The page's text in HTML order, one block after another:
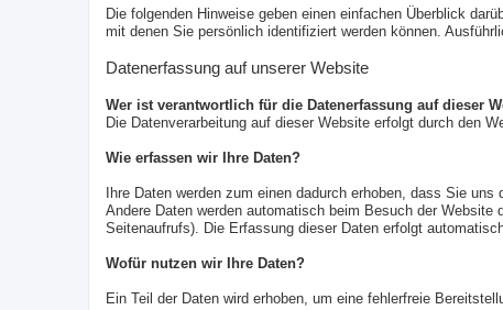
Die folgenden Hinweise geben einen einfachen Überblick
mit denen Sie persönlich identifiziert werden können.
Datenerfassung auf unserer Website
Wer ist verantwortlich für die Datenerfassung auf dieser
Die Datenverarbeitung auf dieser Website erfolgt durch den
Wie erfassen wir Ihre Daten?
Ihre Daten werden zum einen dadurch erhoben, dass Sie
Andere Daten werden automatisch beim Besuch der
Seitenaufrufs). Die Erfassung dieser Daten erfolgt
Wofür nutzen wir Ihre Daten?
Ein Teil der Daten wird erhoben, um eine fehlerfreie